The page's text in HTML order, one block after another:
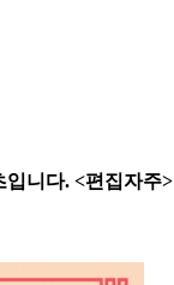
니다. <편집자주>